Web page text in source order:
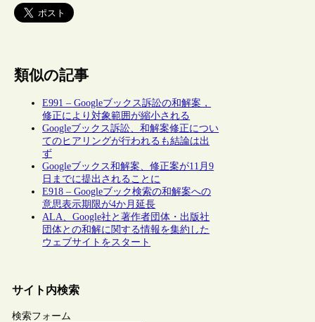
類似の記事
E991 – Googleブックス訴訟の和解案，
修正により対象範囲が縮小される
Googleブックス訴訟、和解案修正につい
てのヒアリングが行われるも結論は出
ず
Googleブックス和解案、修正案が11月9
日までに提出されることに
E918 – Googleブック検索の和解案への
意思表示期限が4か月延長
ALA、Google社と著作者団体・出版社
団体との和解に関する情報を集約した
ウェブサイトをスタート
サイト内検索
検索フォーム